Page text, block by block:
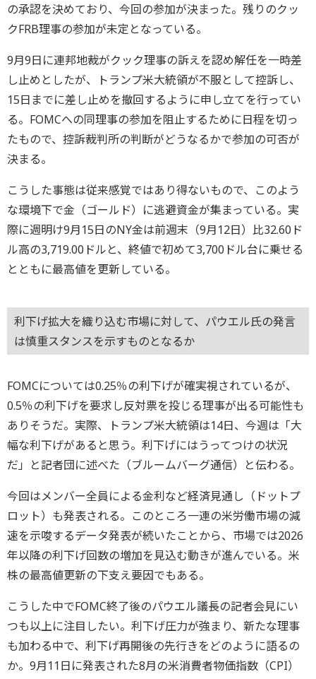
の承認を決めており、今回の参加が決まった。残りのクッ
クFRB理事の参加が未定となっている。
9月9日に連邦地裁がクック理事の訴えを認め解任を一時差
し止めとしたが、トランプ米大統領が不服として控訴し、
15日までに差し止めを撤回するように申し立てを行ってい
る。FOMCへの同理事の参加を阻止するために日程を切っ
たもので、控訴裁判所の判断がどうなるかで参加の可否が
決まる。
こうした事態は従来感覚ではあり得ないもので、このよう
な環境下で金（ゴールド）に逃避資金が集まっている。実
際に週明け9月15日のNY金は前週末（9月12日）比32.60ド
ル高の3,719.00ドルと、終値で初めて3,700ドル台に乗せる
とともに最高値を更新している。
利下げ拡大を織り込む市場に対して、パウエル氏の発言
は慎重スタンスを示すものとなるか
FOMCについては0.25％の利下げが確実視されているが、
0.5％の利下げを要求し反対票を投じる理事が出る可能性も
ありそうだ。実際、トランプ米大統領は14日、今週は「大
幅な利下げがあると思う。利下げにはうってつけの状況
だ」と記者団に述べた（ブルームバーグ通信）と伝わる。
今回はメンバー全員による金利など経済見通し（ドットプ
ロット）も発表される。このところ一連の米労働市場の減
速を示唆するデータ発表が続いたことから、市場では2026
年以降の利下げ回数の増加を見込む動きが進んでいる。米
株の最高値更新の下支え要因でもある。
こうした中でFOMC終了後のパウエル議長の記者会見にい
つも以上に注目したい。利下げ圧力が強まり、新たな理事
も加わる中で、利下げ再開後の先行きをどのように語るの
か。9月11日に発表された8月の米消費者物価指数（CPI）